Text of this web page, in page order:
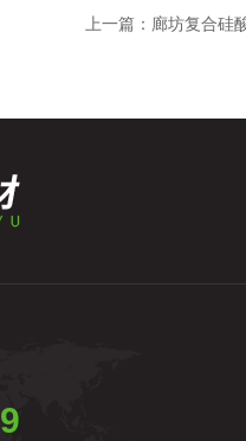
上一篇： 廊坊复合硅